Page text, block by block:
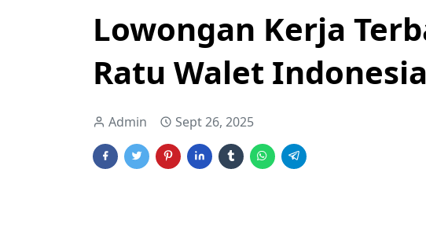
Lowongan Kerja
Ratu Walet Indonesia
Admin Sept 26, 2025